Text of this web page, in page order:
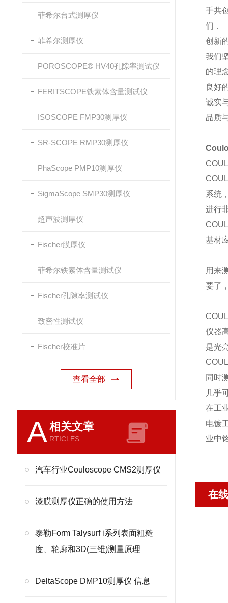
菲希尔台式测厚仪
菲希尔测厚仪
POROSCOPE® HV40孔隙率测试仪
FERITSCOPE铁素体含量测试仪
ISOSCOPE FMP30测厚仪
SR-SCOPE RMP30测厚仪
PhaScope PMP10测厚仪
SigmaScope SMP30测厚仪
超声波测厚仪
Fischer膜厚仪
菲希尔铁素体含量测试仪
Fischer孔隙率测试仪
致密性测试仪
Fischer校准片
查看全部
A相关文章
RTICLES
汽车行业Couloscope CMS2测厚仪
漆膜测厚仪正确的使用方法
泰勒Form Talysurf i系列表面粗糙
度、轮廓和3D(三维)测量原理
DeltaScope DMP10测厚仪 信息
手共
们．
创新
我们
的理
良好
诚实
品质
系统
进行
基材
用来
要了
仪器
是光
同时
几乎
在工
电镀
业中
在